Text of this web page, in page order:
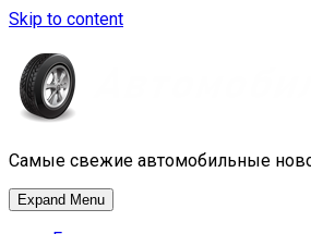
Skip to content
Самые свежие автомобильные
Expand Menu